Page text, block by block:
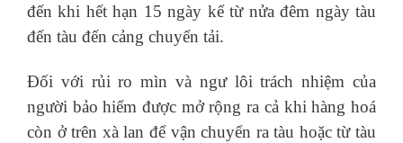
đến khi hết hạn 15 ngày kể từ nửa đêm ngày tàu
đến tàu đến cảng chuyển tải.
Đối với rủi ro mìn và ngư lôi trách nhiệm của
người bảo hiểm được mở rộng ra cả khi hàng hoá
còn ở trên xà lan để vận chuyển ra tàu hoặc từ tàu